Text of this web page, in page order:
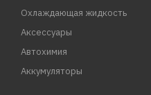
Охлаждающая жидкость
Аксессуары
Автохимия
Аккумуляторы